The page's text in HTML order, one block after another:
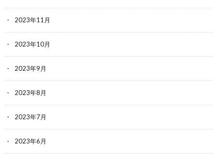
2023年11月
2023年10月
2023年9月
2023年8月
2023年7月
2023年6月